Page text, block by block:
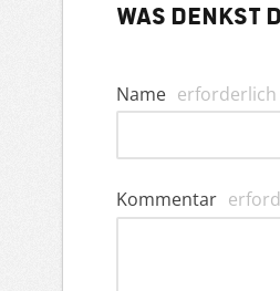
Was denkst
Name erforderlich
Kommentar